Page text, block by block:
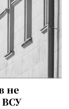
не
ВСУ